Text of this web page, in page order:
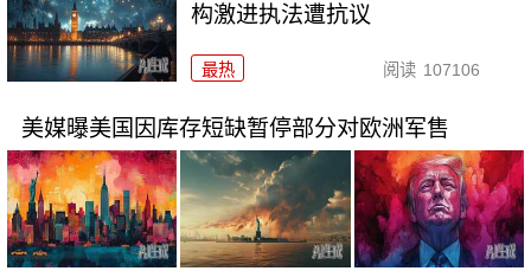
构激进执法遭抗议
最热 阅读 107106
美媒曝美国因库存短缺暂停部分对欧洲军售